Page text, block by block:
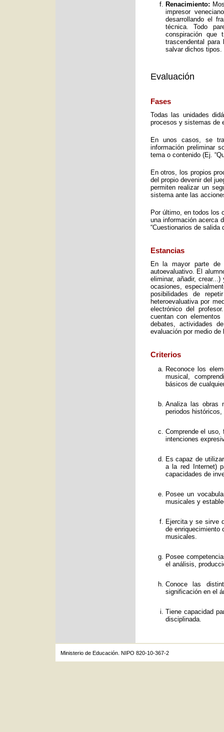
Renacimiento:
impresor
desarrollando el
técnica. Todo
conspiración
trascendental
salvar dichos tipos.
Evaluación
Fases
Todas las unidades
procesos y sistemas de
En unos casos, se
información preliminar
tema o contenido (Ej.
En otros, los propios
del propio devenir del
permiten realizar un
sistema ante las
Por último, en todos los
una información acerca
“Cuestionarios de salida
Estancias
En la mayor parte de
autoevaluativo. El
eliminar, añadir,
ocasiones,
posibilidades de
heteroevaluativa por
electrónico del
cuentan con
debates, actividades
evaluación por medio
Criterios
Reconoce los
musical,
básicos de
Analiza las obras
periodos
Comprende el
intenciones
Es capaz de
a la red Internet)
capacidades de
Posee un
musicales y
Ejercita y se sirve
de enriquecimiento
musicales.
Posee
el análisis,
Conoce las
significación en el
Tiene capacidad
disciplinada.
Ministerio de Educación. NIPO 820-10-367-2